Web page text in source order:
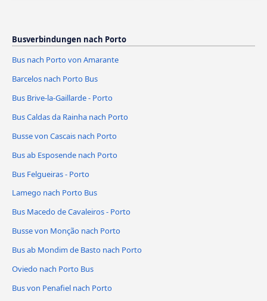
Busverbindungen nach Porto
Bus nach Porto von Amarante
Barcelos nach Porto Bus
Bus Brive-la-Gaillarde - Porto
Bus Caldas da Rainha nach Porto
Busse von Cascais nach Porto
Bus ab Esposende nach Porto
Bus Felgueiras - Porto
Lamego nach Porto Bus
Bus Macedo de Cavaleiros - Porto
Busse von Monção nach Porto
Bus ab Mondim de Basto nach Porto
Oviedo nach Porto Bus
Bus von Penafiel nach Porto